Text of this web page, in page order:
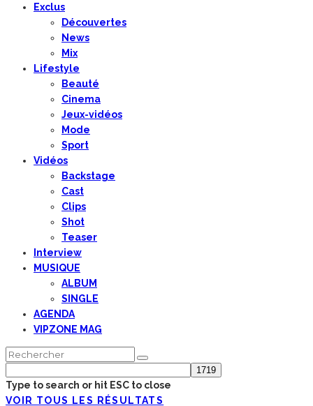
Exclus
Découvertes
News
Mix
Lifestyle
Beauté
Cinema
Jeux-vidéos
Mode
Sport
Vidéos
Backstage
Cast
Clips
Shot
Teaser
Interview
MUSIQUE
ALBUM
SINGLE
AGENDA
VIPZONE MAG
Type to search or hit ESC to close
VOIR TOUS LES RÉSULTATS